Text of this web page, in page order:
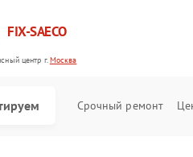
FIX-SAECO
центр г.Москва
Срочный ремонт